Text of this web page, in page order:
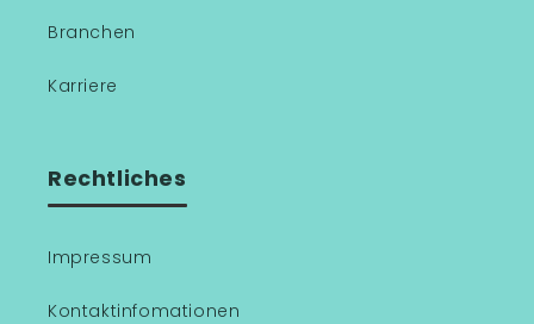
Branchen
Karriere
Rechtliches
Impressum
Kontaktinfomationen